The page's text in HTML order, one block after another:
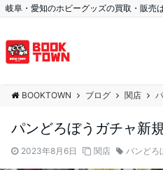
岐阜・愛知のホビーグッズの買取・販売
BOOKTOWN ブログ 関店
パンどろぼうガチャ新
2023年8月6日 関店 パンどろ